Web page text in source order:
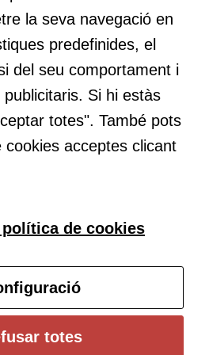
a millorar-la impulsant
i ambients d’aprenentatge
les cookies
de Girona
la seva navegació en
predefinides, el
del seu comportament i
publicitaris. Si hi estàs
totes". També pots
acceptes clicant
de cookies
totes
Cookies
opcionals.
necessàries
perquè el
lloc web